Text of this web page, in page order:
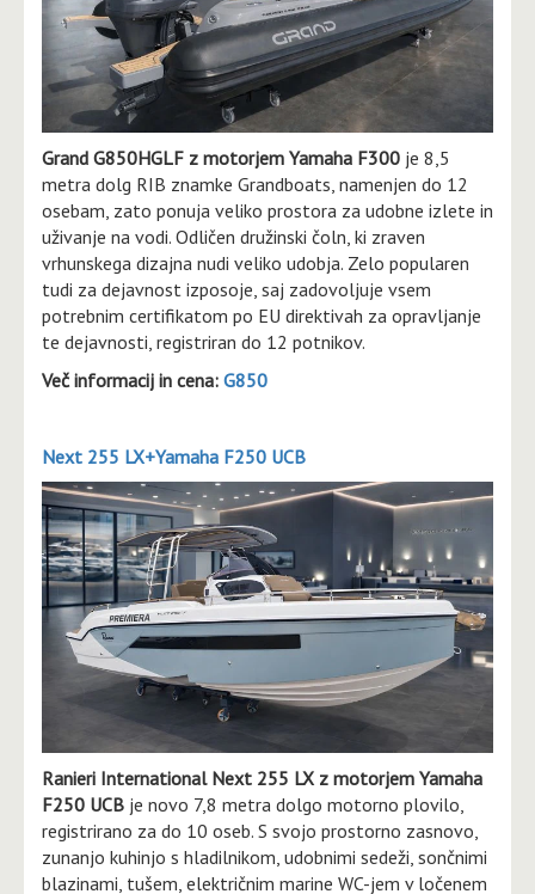
Grand G850HGLF z motorjem Yamaha F300 je 8,5
metra dolg RIB znamke Grandboats, namenjen do 12
osebam, zato ponuja veliko prostora za udobne izlete in
uživanje na vodi. Odličen družinski čoln, ki zraven
vrhunskega dizajna nudi veliko udobja. Zelo popularen
tudi za dejavnost izposoje, saj zadovoljuje vsem
potrebnim certifikatom po EU direktivah za opravljanje
te dejavnosti, registriran do 12 potnikov.
Več informacij in cena: G850
Next 255 LX+Yamaha F250 UCB
Ranieri International Next 255 LX z motorjem Yamaha
F250 UCB je novo 7,8 metra dolgo motorno plovilo,
registrirano za do 10 oseb. S svojo prostorno zasnovo,
zunanjo kuhinjo s hladilnikom, udobnimi sedeži, sončnimi
blazinami, tušem, električnim marine WC-jem v ločenem